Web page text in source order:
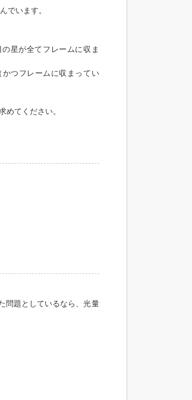
でいます。
の星が全てフレームに収ま
かつフレームに収まってい
めてください。
問題としているなら、光量